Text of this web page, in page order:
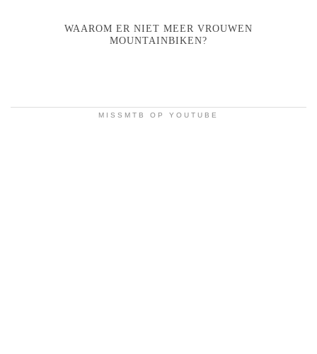
WAAROM ER NIET MEER VROUWEN
MOUNTAINBIKEN?
MISSMTB OP YOUTUBE